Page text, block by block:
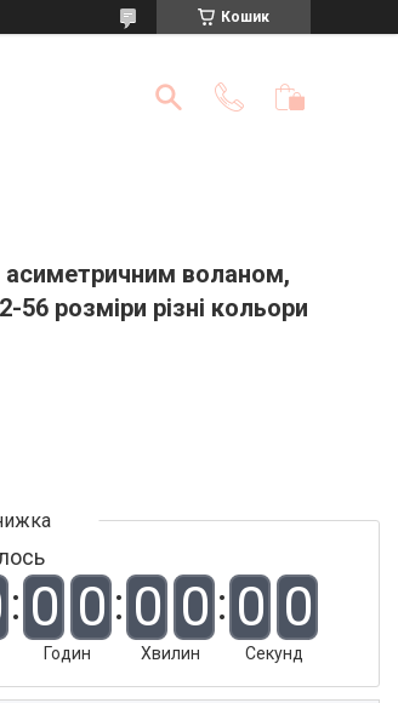
Кошик
асиметричним воланом,
розміри різні кольори
0 0
Годин
0 0
Хвилин
0 0
Секунд